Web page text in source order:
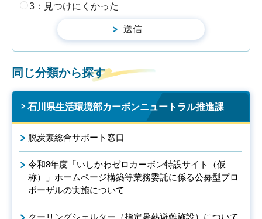
3：見つけにくかった
同じ分類から探す
石川県生活環境部カーボンニュートラル推進課
脱炭素総合サポート窓口
令和8年度「いしかわゼロカーボン特設サイト（仮
称）」ホームページ構築等業務委託に係る公募型プロ
ポーザルの実施について
クーリングシェルター（指定暑熱避難施設）について